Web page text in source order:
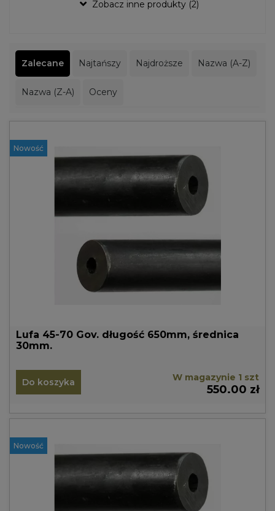
Zobacz inne produkty (2)
Zalecane Najtańszy Najdroższe Nazwa (A-Z)
Nazwa (Z-A) Oceny
Nowość
Lufa 45-70 Gov. długość 650mm, średnica
30mm.
Do koszyka W magazynie 1 szt
550.00 zł
Nowość